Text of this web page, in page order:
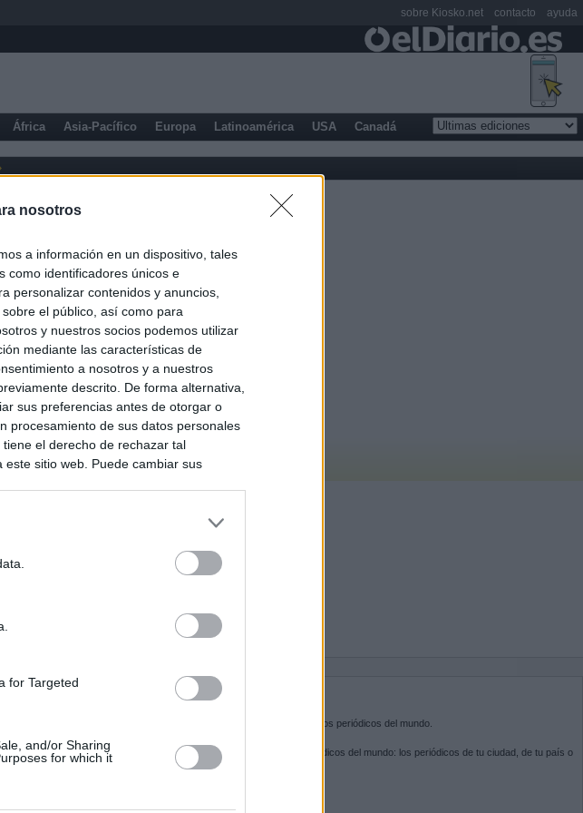
nosotros
a información en un dispositivo, tales
como identificadores únicos e
personalizar contenidos y anuncios,
el público, así como para
y nuestros socios podemos utilizar
mediante las características de
a nosotros y a nuestros
descrito. De forma alternativa,
sus preferencias antes de otorgar o
procesamiento de sus datos personales
el derecho de rechazar tal
sitio web. Puede cambiar sus
for Targeted
and/or Sharing
for which it
África Asia-Pacífico Europa Latinoamérica USA Canadá
de la
SOBRE KIOSKO.NET
es la puerta de entrada a los periódicos del mundo.
Navega por las portadas de los periódicos del mundo: los periódicos de tu ciudad, de tu país o
del otro extremo del mundo.
sobre Kiosko.net contacto ayuda